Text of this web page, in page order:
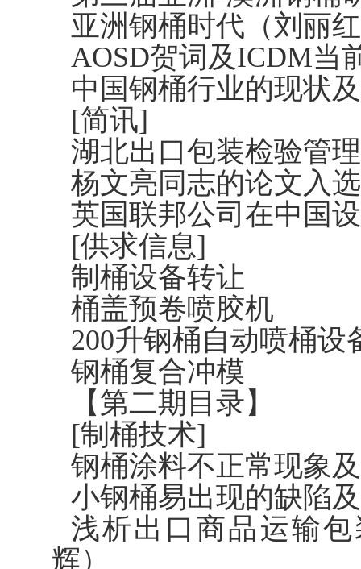
亚洲钢桶时代（刘丽
AOSD贺词及ICDM当
中国钢桶行业的现状
[简讯]
湖北出口包装检验管
杨文亮同志的论文入
英国联邦公司在中国
[供求信息]
制桶设备转让
桶盖预卷喷胶机
200升钢桶自动喷桶设
钢桶复合冲模
【第二期目录】
[制桶技术]
钢桶涂料不正常现象
小钢桶易出现的缺陷
浅析出口商品运输
辉）